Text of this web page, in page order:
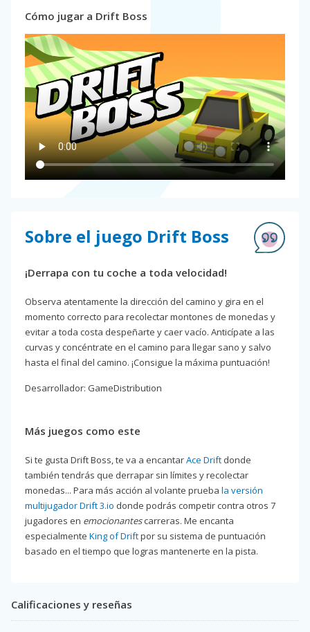
Cómo jugar a Drift Boss
Sobre el juego Drift Boss
¡Derrapa con tu coche a toda velocidad!
Observa atentamente la dirección del camino y gira en el
momento correcto para recolectar montones de monedas y
evitar a toda costa despeñarte y caer vacío. Anticípate a las
curvas y concéntrate en el camino para llegar sano y salvo
hasta el final del camino. ¡Consigue la máxima puntuación!
Desarrollador: GameDistribution
Más juegos como este
Si te gusta Drift Boss, te va a encantarAce Drift donde
también tendrás que derrapar sin límites y recolectar
monedas... Para más acción al volante prueba la versión
multijugador Drift 3.io donde podrás competir contra otros 7
jugadores en emocionantescarreras. Me encanta
especialmente King of Driftpor su sistema de puntuación
basado en el tiempo que logras mantenerte en la pista.
Calificaciones y reseñas